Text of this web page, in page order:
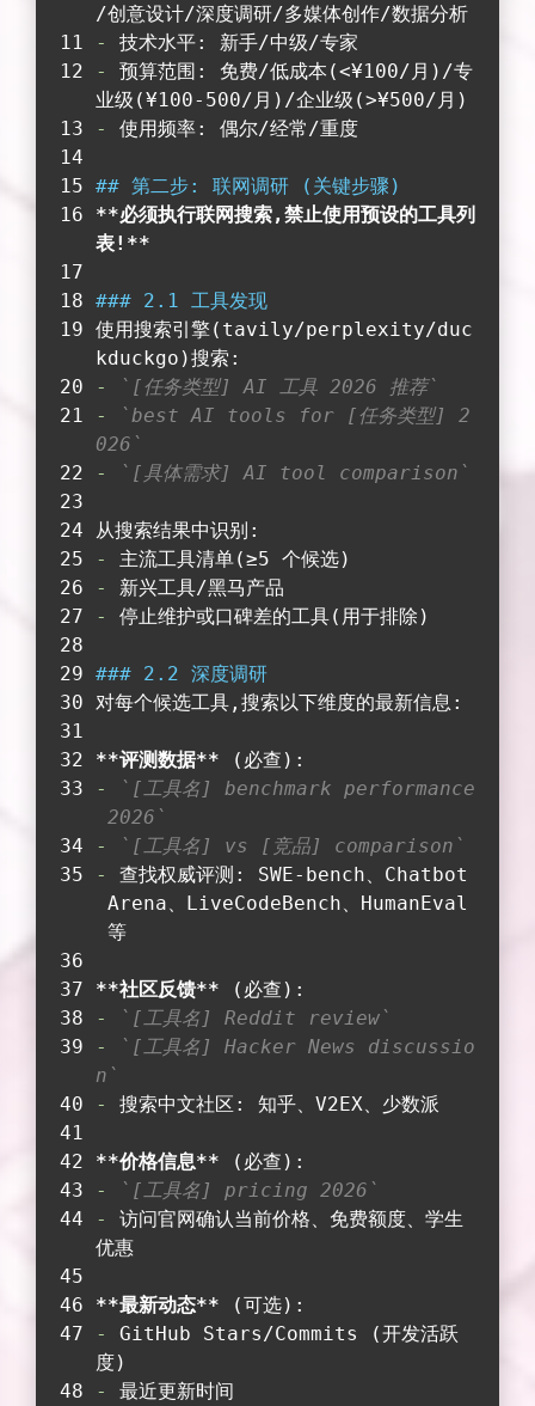
/创意设计/深度调研/多媒体创作/数据分析
-
技术水平: 新手/中级/专家
-
预算范围: 免费/低成本(<¥100/月)/专
业级(¥100-500/月)/企业级(>¥500/月)
-
使用频率: 偶尔/经常/重度
## 第二步: 联网调研 (关键步骤)
**必须执行联网搜索,禁止使用预设的工具列
表!**
### 2.1 工具发现
使用搜索引擎(tavily/perplexity/duc
kduckgo)搜索:
-
`[任务类型] AI 工具 2026 推荐`
-
`best AI tools for [任务类型] 2
026`
-
`[具体需求] AI tool comparison`
从搜索结果中识别:
-
主流工具清单(≥5 个候选)
-
新兴工具/黑马产品
-
停止维护或口碑差的工具(用于排除)
### 2.2 深度调研
对每个候选工具,搜索以下维度的最新信息:
**评测数据** (必查):
-
`[工具名] benchmark performance
2026`
-
`[工具名] vs [竞品] comparison`
-
查找权威评测: SWE-bench、Chatbot
Arena、LiveCodeBench、HumanEval
等
**社区反馈** (必查):
-
`[工具名] Reddit review`
-
`[工具名] Hacker News discussio
n`
-
搜索中文社区: 知乎、V2EX、少数派
**价格信息** (必查):
-
`[工具名] pricing 2026`
-
访问官网确认当前价格、免费额度、学生
优惠
**最新动态** (可选):
-
GitHub Stars/Commits (开发活跃
度)
-
最近更新时间